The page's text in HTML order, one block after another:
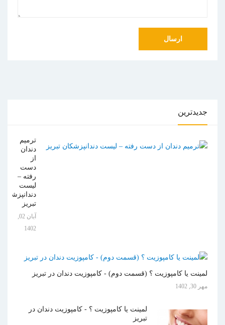
جدیدترین
ترمیم
دندان
از
دست
رفته –
لیست
دندانپزشکان
تبریز
1402
لمینت یا کامپوزیت ؟ (قسمت دوم) - کامپوزیت دندان در تبریز
مهر 30, 1402
لمینت یا کامپوزیت ؟ - کامپوزیت دندان در
تبریز